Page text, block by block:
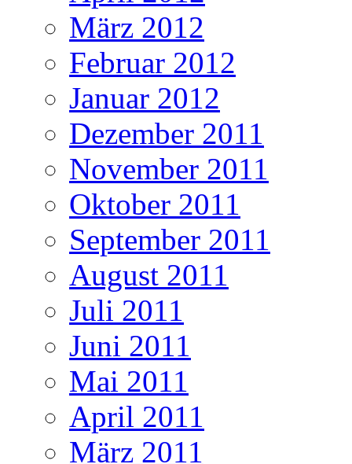
März 2012
Februar 2012
Januar 2012
Dezember 2011
November 2011
Oktober 2011
September 2011
August 2011
Juli 2011
Juni 2011
Mai 2011
April 2011
März 2011